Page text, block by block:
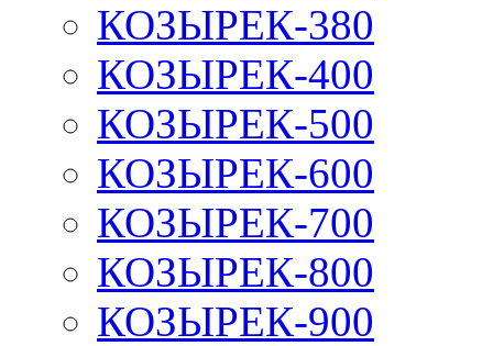
КОЗЫРЕК-380
КОЗЫРЕК-400
КОЗЫРЕК-500
КОЗЫРЕК-600
КОЗЫРЕК-700
КОЗЫРЕК-800
КОЗЫРЕК-900